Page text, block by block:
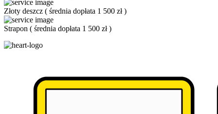
Złoty deszcz ( średnia dopłata 1 500 zł)
Strapon ( średnia dopłata 1 500 zł)